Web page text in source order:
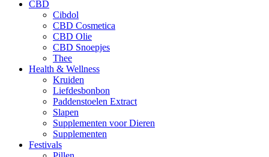
CBD
Cibdol
CBD Cosmetica
CBD Olie
CBD Snoepjes
Thee
Health & Wellness
Kruiden
Liefdesbonbon
Paddenstoelen Extract
Slapen
Supplementen voor Dieren
Supplementen
Festivals